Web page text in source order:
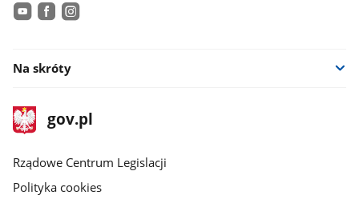
Na skróty
stopka
gov.plStrona
gov.pl
Rządowe Centrum Legislacji
Polityka cookies